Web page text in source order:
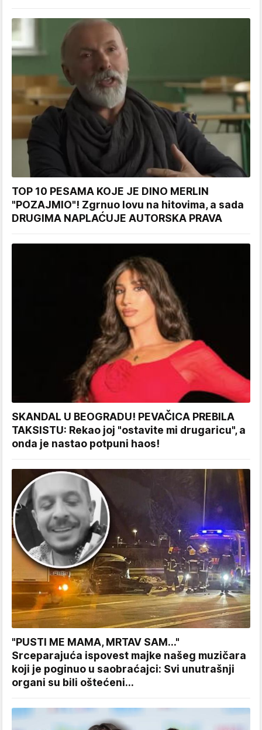
TOP 10 PESAMA KOJE JE DINO MERLIN
"POZAJMIO"! Zgrnuo lovu na hitovima, a sada
DRUGIMA NAPLAĆUJE AUTORSKA PRAVA
SKANDAL U BEOGRADU! PEVAČICA PREBILA
TAKSISTU: Rekao joj "ostavite mi drugaricu", a
onda je nastao potpuni haos!
"PUSTI ME MAMA, MRTAV SAM..."
Srceparajuća ispovest majke našeg muzičara
koji je poginuo u saobraćajci: Svi unutrašnji
organi su bili oštećeni...